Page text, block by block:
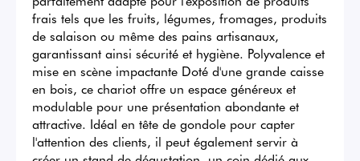
frais tels que les fruits, légumes, fromages, produits
de salaison ou même des pains artisanaux,
garantissant ainsi sécurité et hygiène. Polyvalence et
mise en scène impactante Doté d'une grande caisse
en bois, ce chariot offre un espace généreux et
modulable pour une présentation abondante et
attractive. Idéal en tête de gondole pour capter
l'attention des clients, il peut également servir à